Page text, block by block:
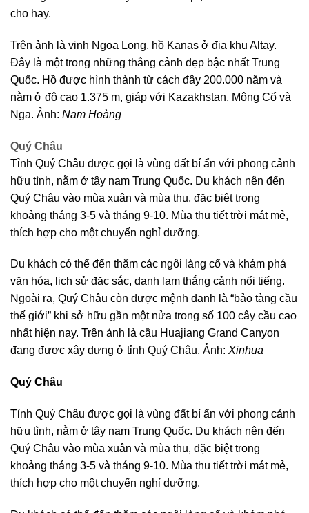
cho hay.
Trên ảnh là vịnh Ngọa Long, hồ Kanas ở địa khu Altay.
Đây là một trong những thắng cảnh đẹp bậc nhất Trung
Quốc. Hồ được hình thành từ cách đây 200.000 năm và
nằm ở độ cao 1.375 m, giáp với Kazakhstan, Mông Cổ và
Nga. Ảnh: Nam Hoàng
Quý Châu
Tỉnh Quý Châu được gọi là vùng đất bí ẩn với phong cảnh
hữu tình, nằm ở tây nam Trung Quốc. Du khách nên đến
Quý Châu vào mùa xuân và mùa thu, đặc biệt trong
khoảng tháng 3-5 và tháng 9-10. Mùa thu tiết trời mát mẻ,
thích hợp cho một chuyến nghỉ dưỡng.
Du khách có thể đến thăm các ngôi làng cổ và khám phá
văn hóa, lịch sử đặc sắc, danh lam thắng cảnh nổi tiếng.
Ngoài ra, Quý Châu còn được mệnh danh là “bảo tàng cầu
thế giới” khi sở hữu gần một nửa trong số 100 cây cầu cao
nhất hiện nay. Trên ảnh là cầu Huajiang Grand Canyon
đang được xây dựng ở tỉnh Quý Châu. Ảnh: Xinhua
Quý Châu
Tỉnh Quý Châu được gọi là vùng đất bí ẩn với phong cảnh
hữu tình, nằm ở tây nam Trung Quốc. Du khách nên đến
Quý Châu vào mùa xuân và mùa thu, đặc biệt trong
khoảng tháng 3-5 và tháng 9-10. Mùa thu tiết trời mát mẻ,
thích hợp cho một chuyến nghỉ dưỡng.